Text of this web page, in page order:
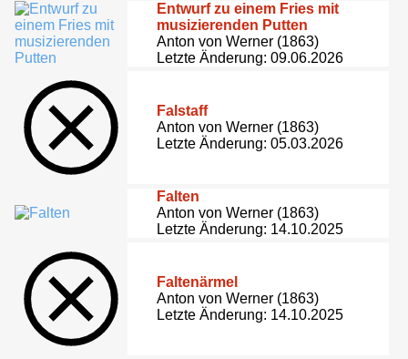
Entwurf zu einem Fries mit
musizierenden Putten
Anton von Werner (1863)
Letzte Änderung: 09.06.2026
Falstaff
Anton von Werner (1863)
Letzte Änderung: 05.03.2026
Falten
Anton von Werner (1863)
Letzte Änderung: 14.10.2025
Faltenärmel
Anton von Werner (1863)
Letzte Änderung: 14.10.2025